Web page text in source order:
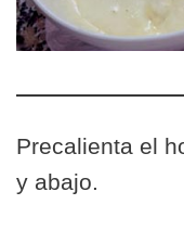
Precalienta el
y abajo.